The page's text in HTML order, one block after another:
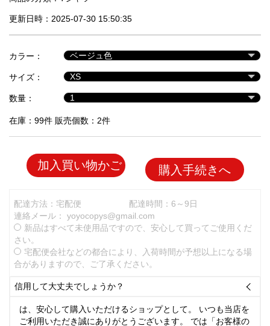
セ
ル
品
更新日時：2025-07-30 15:50:35
カラー：
サイズ：
数量：
在庫：99件 販売個数：2件
加入買い物かご 購入手続きへ
配達方法：宅配便
配達時間：6～9日
連絡メール： yoyocopys@gmail.com
新品はすべて未使用品ですので、安心して買ってご使用くだ
さい。
宅配便会社などの都合により、入荷時間が予想以上になる場
合がありますので、ご了承ください。
信用して大丈夫でしょうか？ 
は、安心して購入いただけるショップとして。 いつも当店を
ご利用いただき誠にありがとうございます。 では「お客様の